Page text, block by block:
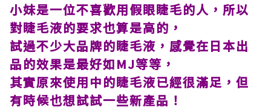
小妹是一位不喜歡用假眼睫毛的人，所以
對睫毛液的要求也算是高的，
試過不少大品牌的睫毛液，感覺在日本出
品的效果是最好如MJ等等，
其實原來使用中的睫毛液已經很滿足，但
有時候也想試試一些新產品！